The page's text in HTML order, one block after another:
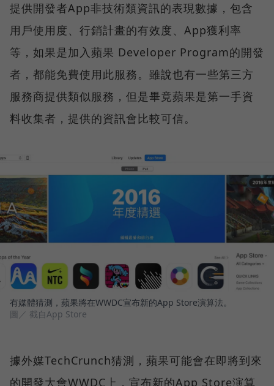
提供開發者App非技術類資訊的表現數據，包含
用戶使用度、行銷計畫的有效度、App獲利率
等，如果是加入蘋果 Developer Program的開發
者，都能免費使用此服務。雖說也有一些第三方
服務商提供類似服務，但是畢竟蘋果是第一手資
料收集者，提供的資訊會比較可信。
有媒體猜測，蘋果將在WWDC宣布新的App Store演算法。
圖／ 截自App Store
據外媒TechCrunch猜測，蘋果可能會在即將到來
的開發大會WWDC上，宣布新的App Store演算